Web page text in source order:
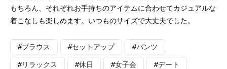
もちろん、それぞれお手持ちのアイテムに合わせてカジュアルな
着こなしも楽しめます。いつものサイズで大丈夫でした。
#ブラウス #セットアップ #パンツ
#リラックス #休日 #女子会 #デート